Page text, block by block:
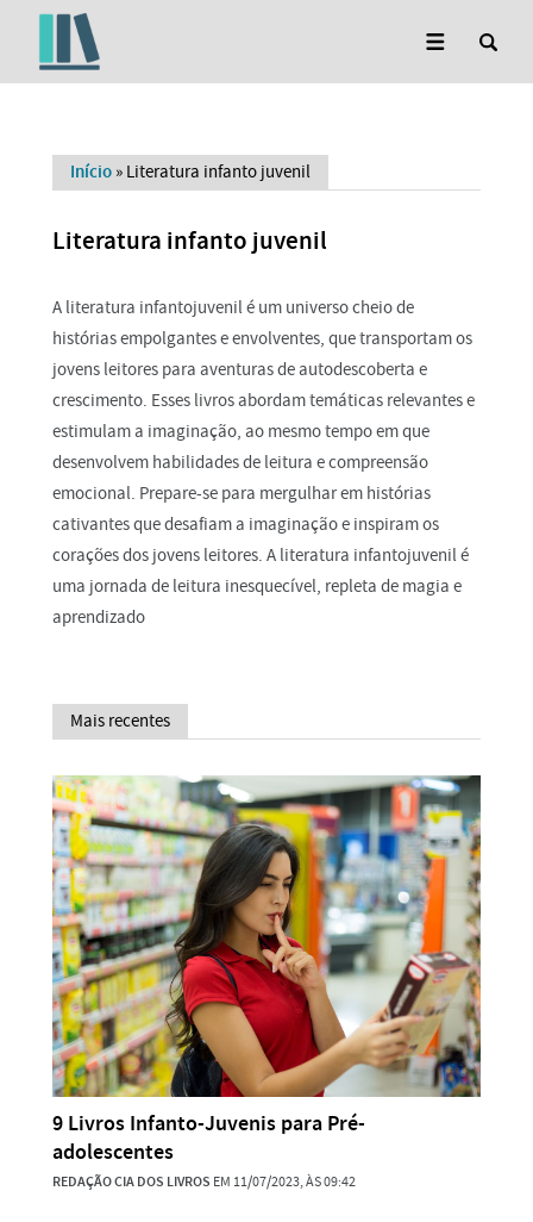
Início » Literatura infanto juvenil
Literatura infanto juvenil
A literatura infantojuvenil é um universo cheio de
histórias empolgantes e envolventes, que transportam os
jovens leitores para aventuras de autodescoberta e
crescimento. Esses livros abordam temáticas relevantes e
estimulam a imaginação, ao mesmo tempo em que
desenvolvem habilidades de leitura e compreensão
emocional. Prepare-se para mergulhar em histórias
cativantes que desafiam a imaginação e inspiram os
corações dos jovens leitores. A literatura infantojuvenil é
uma jornada de leitura inesquecível, repleta de magia e
aprendizado
Mais recentes
9 Livros Infanto-Juvenis para Pré-
adolescentes
REDAÇÃO CIA DOS LIVROS EM 11/07/2023, ÀS 09:42